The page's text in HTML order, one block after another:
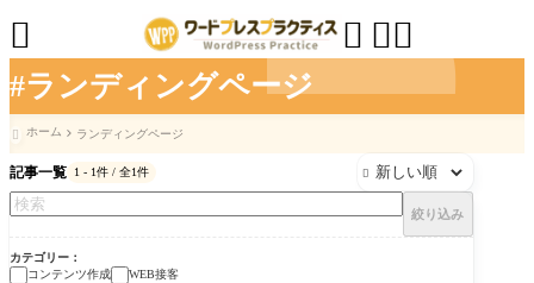
#ランディングページ
 

 ホーム ランディングページ
記事一覧 1 - 1件 / 全1件 
絞り込み
カテゴリー
コンテンツ作成
WEB接客